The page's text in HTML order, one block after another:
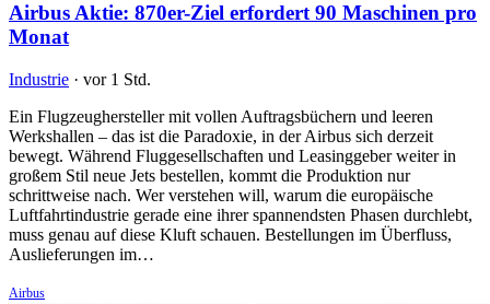
Airbus Aktie: 870er-Ziel erfordert 90 Maschinen pro
Monat
Industrie · vor 1 Std.
Ein Flugzeughersteller mit vollen Auftragsbüchern und leeren
Werkshallen – das ist die Paradoxie, in der Airbus sich derzeit
bewegt. Während Fluggesellschaften und Leasinggeber weiter in
großem Stil neue Jets bestellen, kommt die Produktion nur
schrittweise nach. Wer verstehen will, warum die europäische
Luftfahrtindustrie gerade eine ihrer spannendsten Phasen durchlebt,
muss genau auf diese Kluft schauen. Bestellungen im Überfluss,
Auslieferungen im…
Airbus